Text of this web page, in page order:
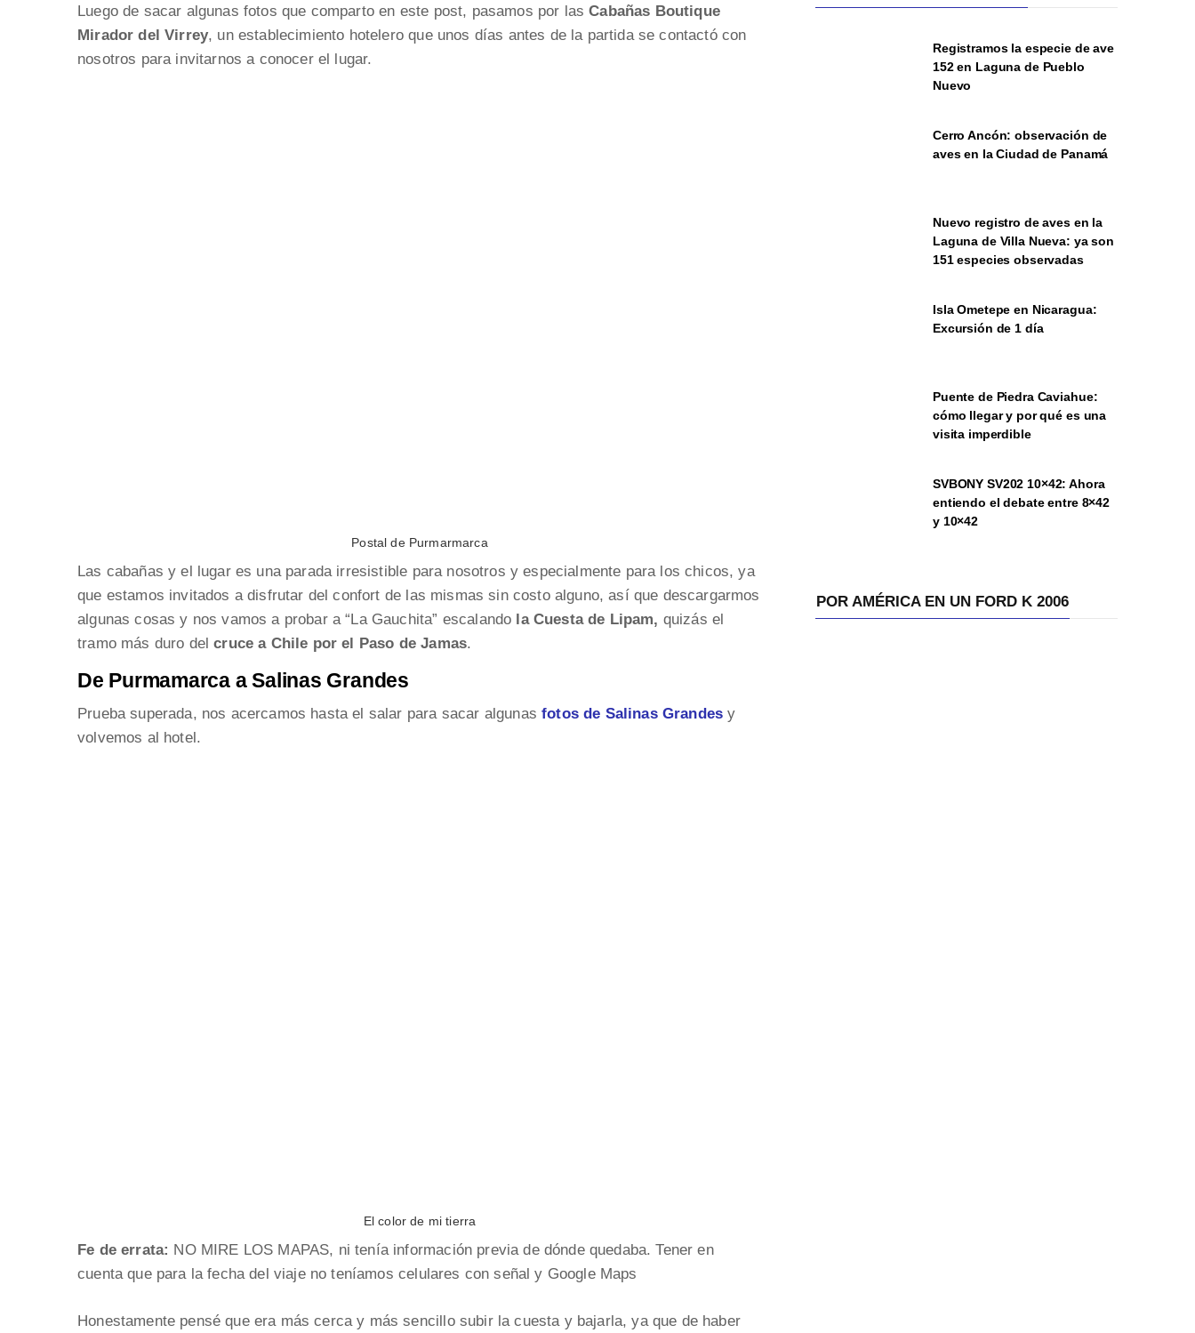
Luego de sacar algunas fotos que comparto en este post, pasamos por lasCabañas Boutique
Mirador del Virrey, un establecimiento hotelero que unos días antes de la partida se contactó con
nosotros para invitarnos a conocer el lugar.
Postal de Purmarmarca
Las cabañas y el lugar es una parada irresistible para nosotros y especialmente para los chicos, ya
que estamos invitados a disfrutar del confort de las mismas sin costo alguno, así que descargarmos
algunas cosas y nos vamos a probar a “La Gauchita” escalando la Cuesta de Lipam, quizás el
tramo más duro delcruce a Chile por el Paso de Jamas.
De Purmamarca a Salinas Grandes
Prueba superada, nos acercamos hasta el salar para sacar algunasfotos de Salinas Grandes y
volvemos al hotel.
El color de mi tierra
Fe de errata: NO MIRE LOS MAPAS, ni tenía información previa de dónde quedaba. Tener en
cuenta que para la fecha del viaje no teníamos celulares con señal y Google Maps
Honestamente pensé que era más cerca y más sencillo subir la cuesta y bajarla, ya que de haber
Registramos la especie de ave
152 en Laguna de Pueblo
Nuevo
Cerro Ancón: observación de
aves en la Ciudad de Panamá
Nuevo registro de aves en la
Laguna de Villa Nueva: ya son
151 especies observadas
Isla Ometepe en Nicaragua:
Excursión de 1 día
Puente de Piedra Caviahue:
cómo llegar y por qué es una
visita imperdible
SVBONY SV202 10×42: Ahora
entiendo el debate entre 8×42
y 10×42
POR AMÉRICA EN UN FORD K 2006